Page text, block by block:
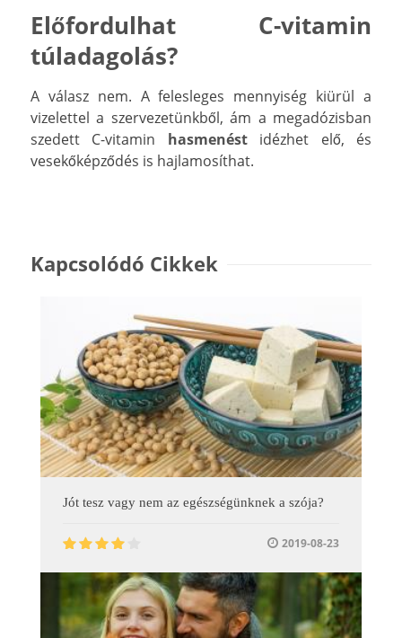
Előfordulhat C-vitamin
túladagolás?
A válasz nem. A felesleges mennyiség kiürül a
vizelettel a szervezetünkből, ám a megadózisban
szedett C-vitamin hasmenéstidézhet elő, és
vesekőképződés is hajlamosíthat.
Kapcsolódó Cikkek
Jót tesz vagy nem az egészségünknek a szója?
2019-08-23